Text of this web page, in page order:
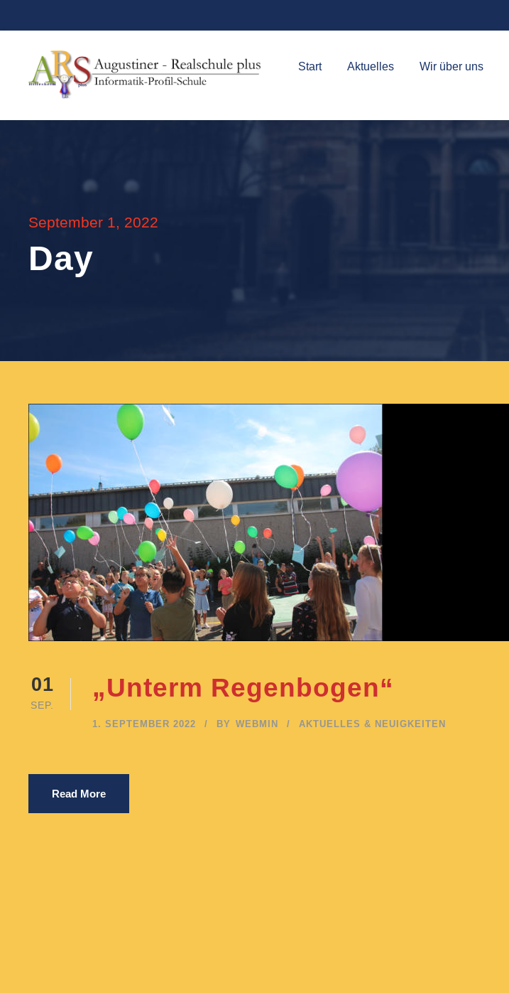
Start Aktuelles Wir über uns
September 1, 2022
Day
01
SEP.
„Unterm Regenbogen“
1. SEPTEMBER 2022 BY WEBMIN AKTUELLES & NEUIGKEITEN
Read More